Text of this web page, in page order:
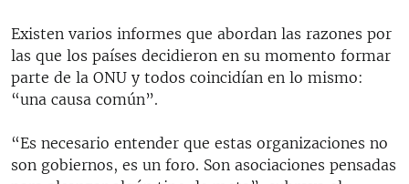
Existen varios informes que abordan las razones por
las que los países decidieron en su momento formar
parte de la ONU y todos coincidían en lo mismo:
“una causa común”.
“Es necesario entender que estas organizaciones no
son gobiernos, es un foro. Son asociaciones pensadas